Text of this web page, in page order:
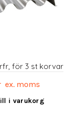
för 3 st korvar
ex. moms
i varukorg